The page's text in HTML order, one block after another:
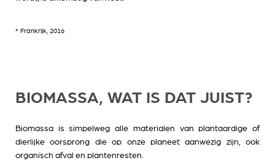
* Frankrijk, 2016​
BIOMASSA, WAT IS DAT JUIST?
Biomassa is simpelweg alle materialen van plantaardige of
dierlijke oorsprong die op onze planeet aanwezig zijn, ook
organisch afval en plantenresten.